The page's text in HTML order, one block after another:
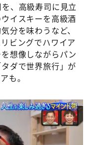
、高級寿司に見立
イスキーを高級酒
分を味わうなど、
ビングでハワイア
想像しながらパン
ダで世界旅行」が
も。